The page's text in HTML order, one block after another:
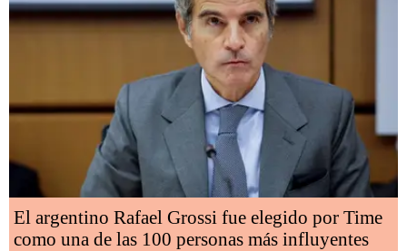
El argentino Rafael Grossi fue elegido por Time
como una de las 100 personas más influyentes